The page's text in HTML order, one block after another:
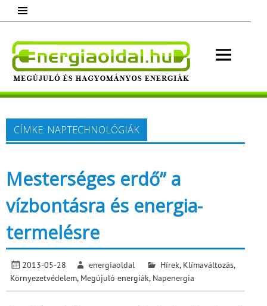
content
Megújuló és hagyományos energiák.
Minden, ami energia!
CÍMKE: NAPTECHNOLÓGIÁK
Mesterséges erdő” a
vízbontásra és energia-
termelésre
2013-05-28 energiaoldal Hírek, Klímaváltozás,
Környezetvédelem, Megújuló energiák, Napenergia